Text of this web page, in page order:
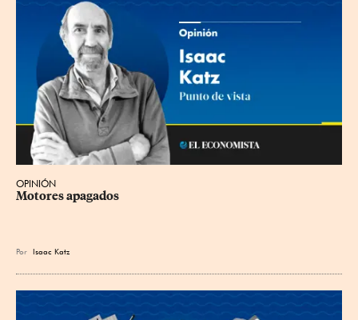
OPINIÓN
Motores apagados
Por Isaac Katz